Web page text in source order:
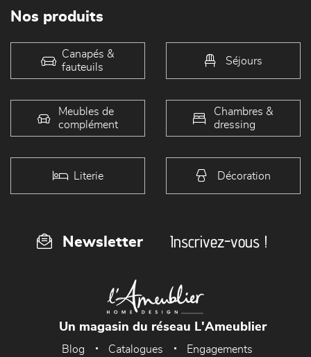
Nos produits
Canapés &
fauteuils
Séjours
Meubles de
complément
Chambres &
dressing
Literie Décoration
Newsletter Inscrivez-vous !
Un magasin du réseau L'Ameublier
Blog Catalogues Engagements